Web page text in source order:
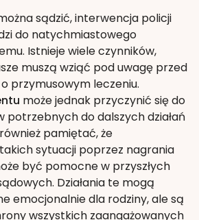
sądzić, interwencja policji
do natychmiastowego
Istnieje wiele czynników,
muszą wziąć pod uwagę przed
przymusowym leczeniu.
może jednak przyczynić się do
potrzebnych do dalszych działań
pamiętać, że
sytuacji poprzez nagrania
być pomocne w przyszłych
Działania te mogą
emocjonalnie dla rodziny, ale są
wszystkich zaangażowanych